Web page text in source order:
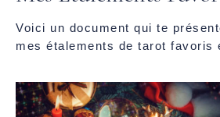
Voici un document qui te
mes étalements de tarot favoris